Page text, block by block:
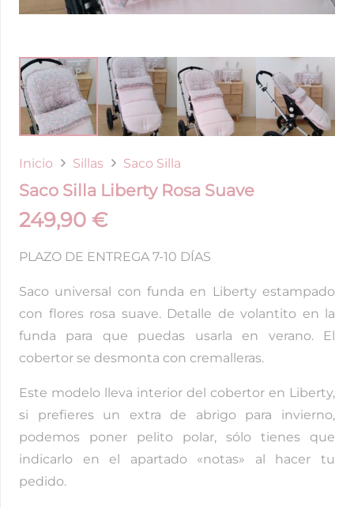
Inicio Sillas Saco Silla
Saco Silla Liberty Rosa Suave
249,90 €
PLAZO DE ENTREGA 7-10 DÍAS
Saco universal con funda en Liberty estampado
con flores rosa suave. Detalle de volantito en la
funda para que puedas usarla en verano. El
cobertor se desmonta con cremalleras.
Este modelo lleva interior del cobertor en Liberty,
si prefieres un extra de abrigo para invierno,
podemos poner pelito polar, sólo tienes que
indicarlo en el apartado «notas» al hacer tu
pedido.